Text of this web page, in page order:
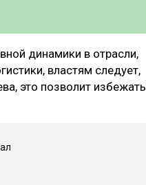
динамики в отрасли,
властям следует,
это позволит избежать